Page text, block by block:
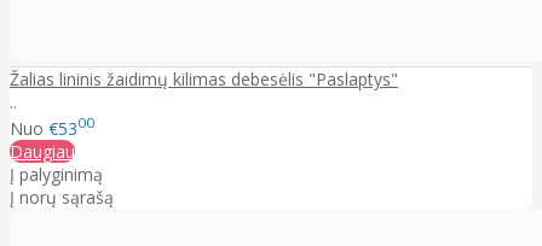
Žalias lininis žaidimų kilimas debesėlis "Paslaptys"
..
Nuo €5300
Daugiau
Į palyginimą
Į norų sąrašą